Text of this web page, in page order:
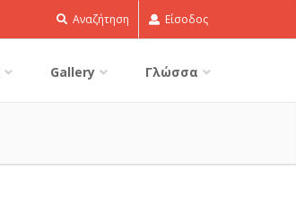
Αναζήτηση Είσοδος
Gallery Γλώσσα